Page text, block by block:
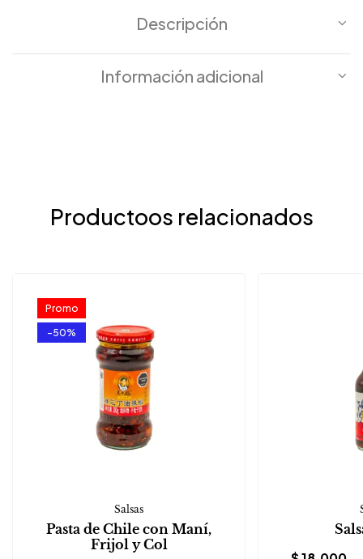
Descripción
Información adicional
Productoos relacionados
Promo
-50%
Salsas
Pasta de Chile con Maní,
Frijol y Col